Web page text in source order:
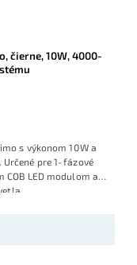
čierne, 10W, 4000-
s výkonom 10 W a
pre 1‑fázové
LED modulom a